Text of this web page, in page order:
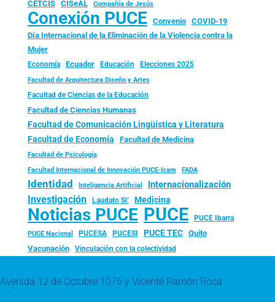
CETCIS CISeAL Compañía de Jesús
Conexión PUCE Convenio
COVID-19
Día Internacional de la Eliminación de la Violencia contra la
Mujer
Economía Ecuador Educación Elecciones 2025
Facultad de Arquitectura Diseño y Artes
Facultad de Ciencias de la Educación
Facultad de Ciencias Humanas
Facultad de Comunicación Lingüística y Literatura
Facultad de Economía Facultad de Medicina
Facultad de Psicología
Facultad Internacional de Innovación PUCE-Icam FADA
Identidad Inteligencia Artificial Internacionalización
Investigación Laudato Si’ Medicina
Noticias PUCE PUCE PUCE Ibarra
PUCE Nacional PUCESA PUCESI PUCE TEC
Quito
Vacunación
Vinculación con la colectividad
Avenida 12 de Octubre 1076 y Vicente Ramón Roca